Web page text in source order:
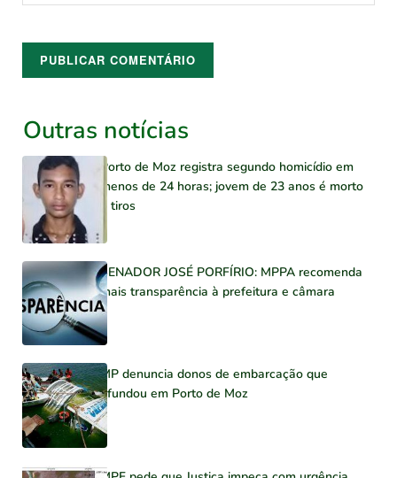
Outras notícias
Porto de Moz registra segundo homicídio em
menos de 24 horas; jovem de 23 anos é morto
a tiros
SENADOR JOSÉ PORFÍRIO: MPPA recomenda
mais transparência à prefeitura e câmara
MP denuncia donos de embarcação que
afundou em Porto de Moz